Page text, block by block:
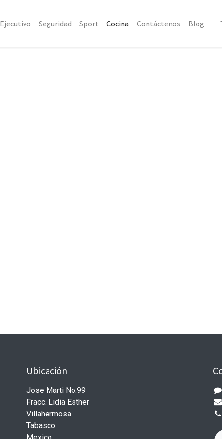
Ejecutivo Seguridad Sport Cocina Contáctenos Blog
Ubicación
Jose Marti No.99
Fracc. Lidia Esther
Villahermosa
Tabasco